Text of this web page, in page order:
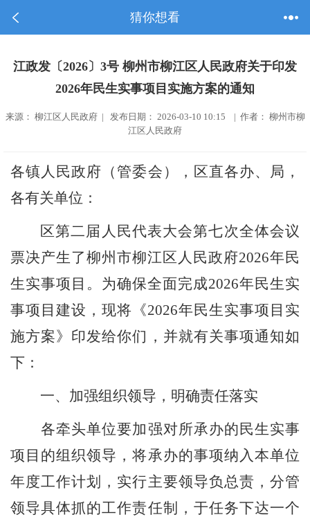
猜你想看
江政发〔2026〕3号 柳州市柳江区人民政府关于印发
2026年民生实事项目实施方案的通知
来源： 柳江区人民政府 | 发布日期： 2026-03-10 10:15 | 作者： 柳州市柳
江区人民政府
各镇人民政府 （管委会） ， 区直各办、局，
各有关单位：
区第二届人民代表大会第七次全体会议
票决产生了柳州市柳江区人民政府2026年 民
生实事项目 。为确保全面完成2026年 民生实
事项目 建设 ，现将《2026年民生实事项目实
施方案》 印发给你们，并就有关事项通知如
下 ：
一、 加强组织领导，明确责任落实
各牵头单位要加强对所承办的 民生实事
项目 的组织领导，将承办的事项纳入本单位
年度工作计划，实行主要领导负总责，分管
领导具体抓的工作责任制， 于任务下达一个